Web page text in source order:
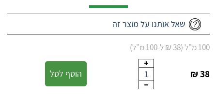
שאל אותנו על מוצר זה
100 מ"ל (38 ₪ ל-100 מ"ל)
38 ₪
1 הוסף לסל